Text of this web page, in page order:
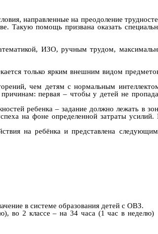
направленные на преодоление
Такую помощь призвана оказать
ИЗО, ручным трудом,
только ярким внешним видом
чем детям с нормальным
первая – чтобы у детей не
ребенка – задание должно лежать в
на фоне определенной затраты усилий.
на ребёнка и представлена
в системе образования детей с ОВЗ.
во 2 классе – на 34 часа (1 час в неделю)